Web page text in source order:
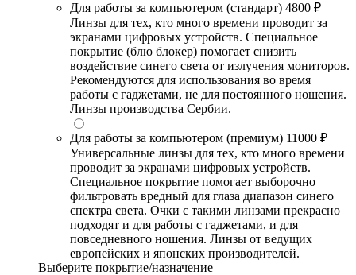
Для работы за компьютером (стандарт) 4800 ₽
Линзы для тех, кто много времени проводит за
экранами цифровых устройств. Специальное
покрытие (блю блокер) помогает снизить
воздействие синего света от излучения мониторов.
Рекомендуются для использования во время
работы с гаджетами, не для постоянного ношения.
Линзы производства Сербии.
Для работы за компьютером (премиум) 11000 ₽
Универсальные линзы для тех, кто много времени
проводит за экранами цифровых устройств.
Специальное покрытие помогает выборочно
фильтровать вредный для глаза диапазон синего
спектра света. Очки с такими линзами прекрасно
подходят и для работы с гаджетами, и для
повседневного ношения. Линзы от ведущих
европейских и японских производителей.
Выберите покрытие/назначение